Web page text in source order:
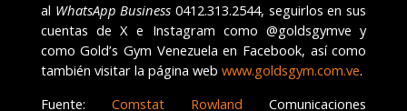
al WhatsApp Business 0412.313.2544, seguirlos en sus
cuentas de X e Instagram como @goldsgymve y
como Gold’s Gym Venezuela en Facebook, así como
también visitar la página web www.goldsgym.com.ve.
Fuente: Comstat Rowland Comunicaciones